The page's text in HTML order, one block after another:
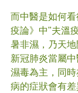
而中醫是如何
疫論》中"夫溫
暑非濕，乃天地
新冠肺炎當屬
濕毒為主，同
病的症狀會有